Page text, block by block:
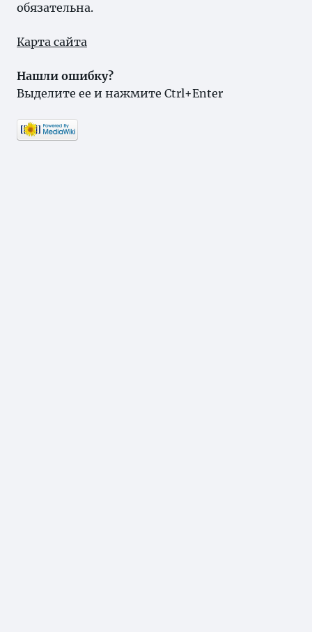
обязательна.
Карта сайта
Нашли ошибку?
Выделите ее и нажмите Ctrl+Enter